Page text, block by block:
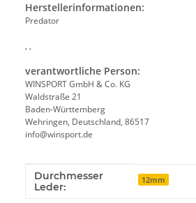
Herstellerinformationen:
Predator
, ,
verantwortliche Person:
WINSPORT GmbH & Co. KG
Waldstraße 21
Baden-Württemberg
Wehringen, Deutschland, 86517
info@winsport.de
Produkteigenschaft
Wert
Durchmesser
Leder:
12mm